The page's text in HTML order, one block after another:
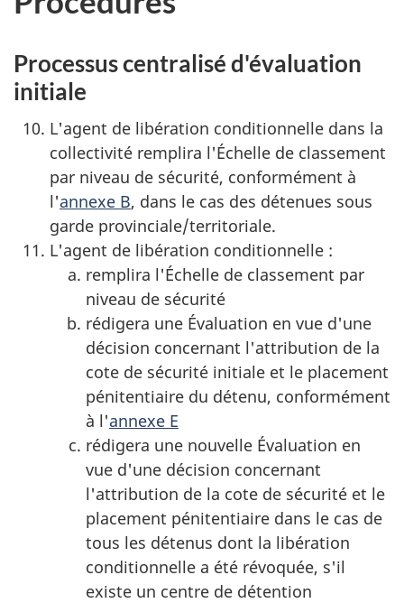
Processus centralisé d'évaluation
initiale
L'agent de libération conditionnelle dans la
collectivité remplira l'Échelle de classement
par niveau de sécurité, conformément à
l'annexe B, dans le cas des détenues sous
garde provinciale/territoriale.
L'agent de libération conditionnelle :
remplira l'Échelle de classement par
niveau de sécurité
rédigera une Évaluation en vue d'une
décision concernant l'attribution de la
cote de sécurité initiale et le placement
pénitentiaire du détenu, conformément
à l'annexe E
rédigera une nouvelle Évaluation en
vue d'une décision concernant
l'attribution de la cote de sécurité et le
placement pénitentiaire dans le cas de
tous les détenus dont la libération
conditionnelle a été révoquée, s'il
existe un centre de détention